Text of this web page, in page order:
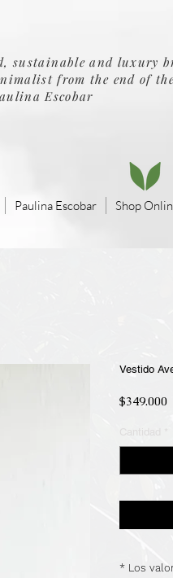
sustainable and luxury
from the end of
Escobar
Paulina Escobar Shop
Vestido
$349.000
* Los